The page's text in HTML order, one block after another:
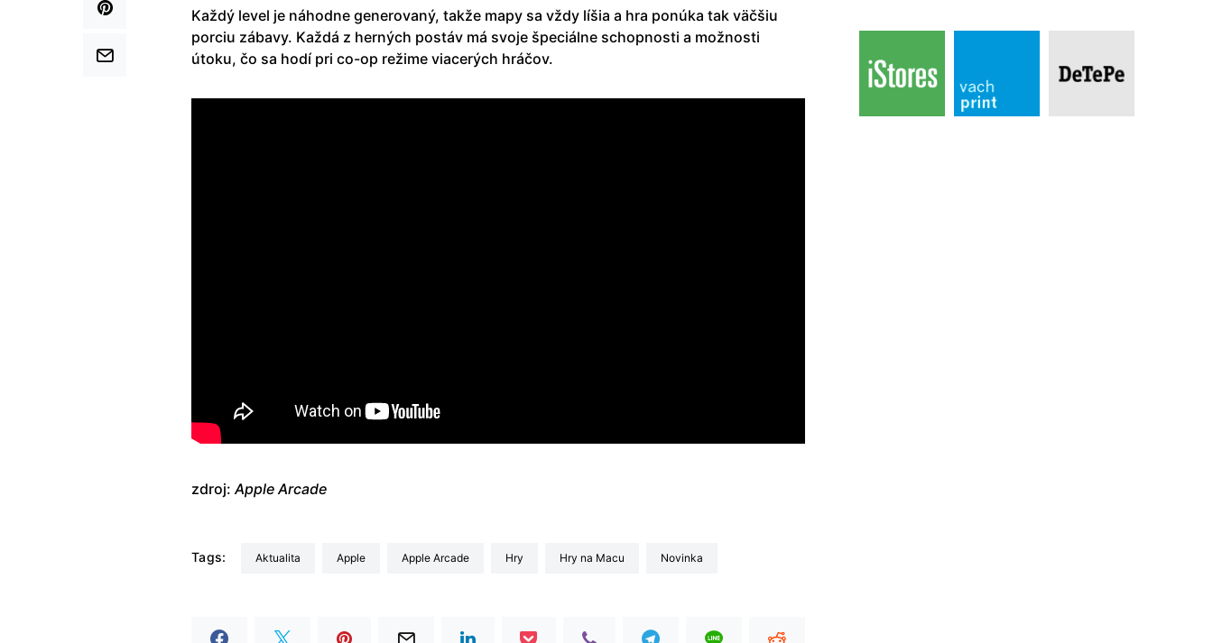
Každý level je náhodne generovaný, takže mapy sa vždy líšia a hra ponúka tak väčšiu
porciu zábavy. Každá z herných postáv má svoje špeciálne schopnosti a možnosti
útoku, čo sa hodí pri co-op režime viacerých hráčov.
zdroj:Apple Arcade
Tags: aktualita Apple Apple Arcade Hry hry na Macu Novinka